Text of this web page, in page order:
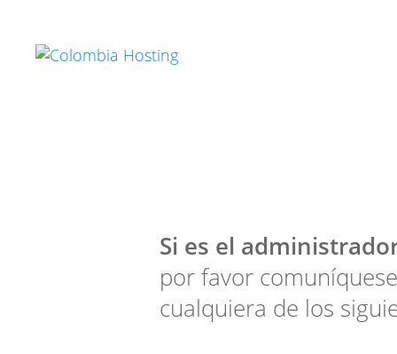
Si es el
por favor
cualquiera de los